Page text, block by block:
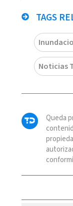
TAGS
Noticias
Queda